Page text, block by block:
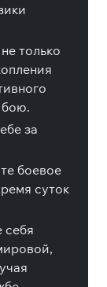
только
за
боевое
суток
себя